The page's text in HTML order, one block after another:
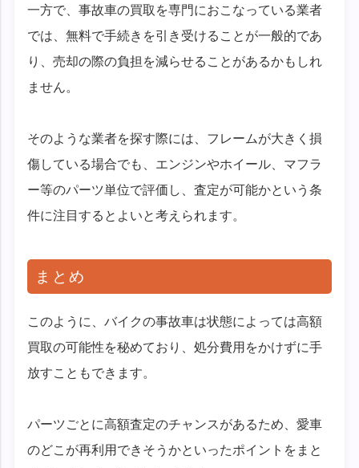
一方で、事故車の買取を専門におこなっている業者
では、無料で手続きを引き受けることが一般的であ
り、売却の際の負担を減らせることがあるかもしれ
ません。
そのような業者を探す際には、フレームが大きく損
傷している場合でも、エンジンやホイール、マフラ
ー等のパーツ単位で評価し、査定が可能かという条
件に注目するとよいと考えられます。
まとめ
このように、バイクの事故車は状態によっては高額
買取の可能性を秘めており、処分費用をかけずに手
放すこともできます。
パーツごとに高額査定のチャンスがあるため、愛車
のどこが再利用できそうかといったポイントをまと